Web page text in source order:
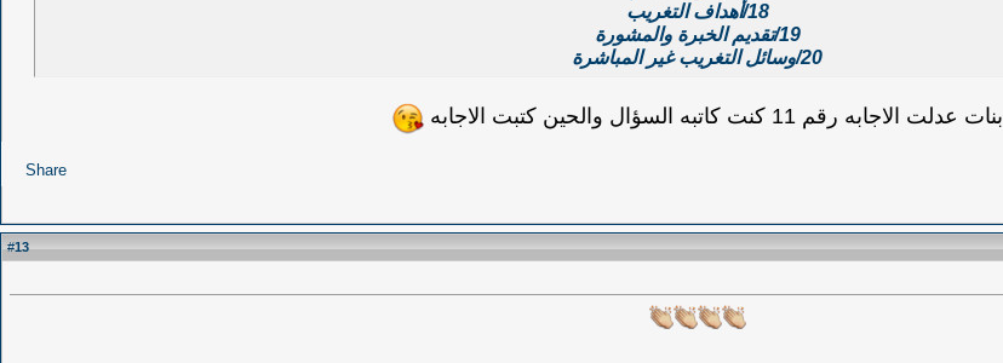
18/أهداف التغريب
19/تقديم الخبرة والمشورة
20/وسائل التغريب غير المباشرة
بنات عدلت الاجابه رقم 11 كنت كاتبه السؤال والحين كتبت الاجابه
Share
#
13